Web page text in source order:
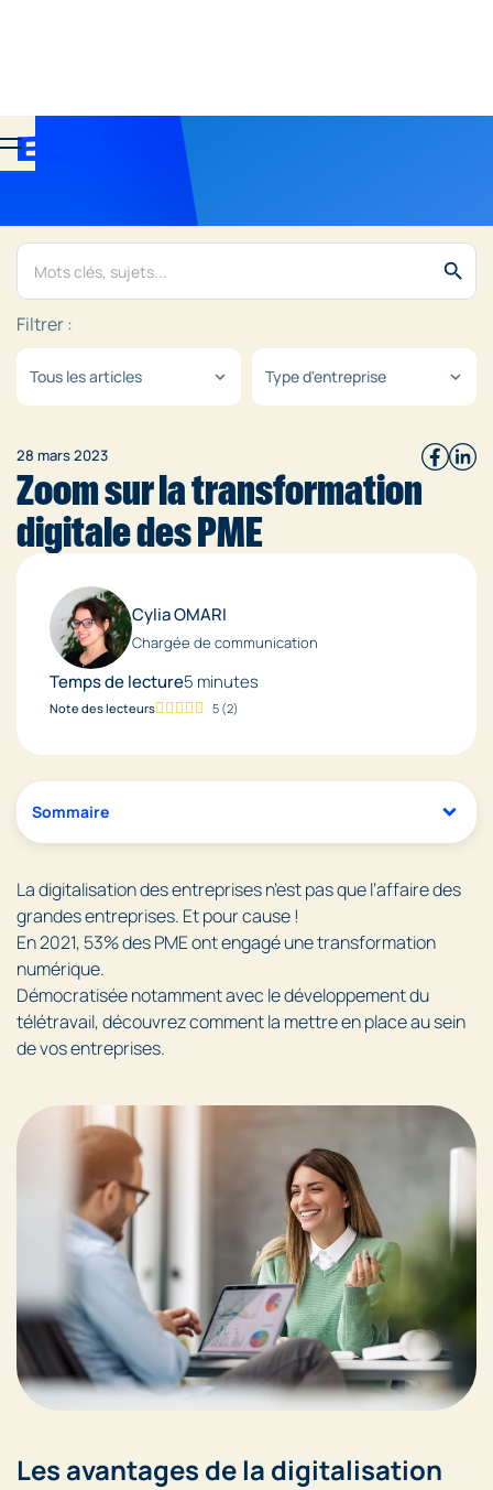
Filtrer :
Tous les articles expand_more Type d'entreprise expand_more
search
28 mars 2023
Zoom sur la transformation
digitale des PME
Cylia OMARI
Chargée de communication
Temps de lecture5 minutes
Note des lecteurs 5 (2)
Sommaire
La digitalisation des entreprises n’est pas que l’affaire des
grandes entreprises. Et pour cause !
En 2021, 53% des PME ont engagé une transformation
numérique.
Démocratisée notamment avec le développement du
télétravail, découvrez comment la mettre en place au sein
de vos entreprises.
Les avantages de la digitalisation